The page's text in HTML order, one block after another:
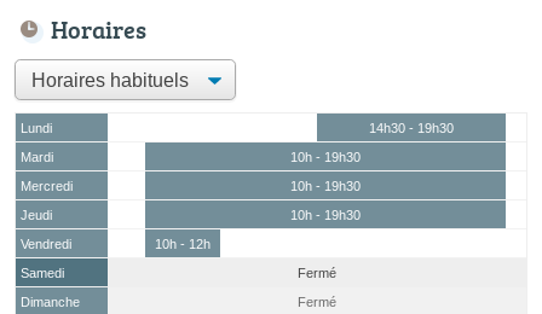
Horaires
Lundi
14h30 - 19h30
Mardi
10h - 19h30
Mercredi
10h - 19h30
Jeudi
10h - 19h30
Vendredi
10h - 12h
Samedi
Fermé
Dimanche
Fermé